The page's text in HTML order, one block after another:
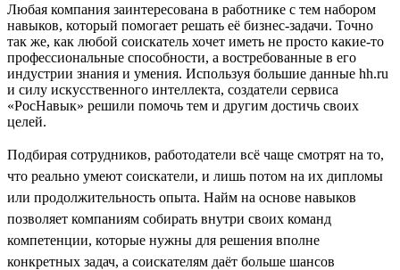
Любая компания заинтересована в работнике с тем набором
навыков, который помогает решать её бизнес-задачи. Точно
так же, как любой соискатель хочет иметь не просто какие-то
профессиональные способности, а востребованные в его
индустрии знания и умения. Используя большие данные hh.ru
и силу искусственного интеллекта, создатели сервиса
«РосНавык» решили помочь тем и другим достичь своих
целей.
Подбирая сотрудников, работодатели всё чаще смотрят на то,
что реально умеют соискатели, и лишь потом на их дипломы
или продолжительность опыта. Найм на основе навыков
позволяет компаниям собирать внутри своих команд
компетенции, которые нужны для решения вполне
конкретных задач, а соискателям даёт больше шансов